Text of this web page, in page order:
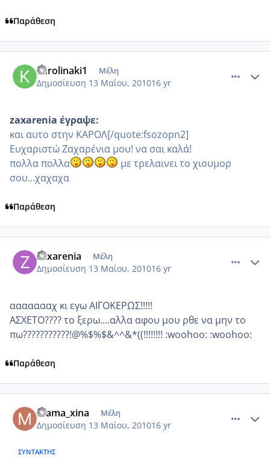
Παράθεση
karolinaki1 Μέλη
Δημοσίευση 13 Μαίου, 201016 yr
zaxarenia έγραψε:
και αυτο στην ΚΑΡΟΛ[/quote:fsozopn2]
Ευχαριστώ Ζαχαρένια μου! να σαι καλά!
πολλα πολλα
με τρελαινει το χιουμορ
σου...χαχαχα
Παράθεση
zaxarenia Μέλη
Δημοσίευση 13 Μαίου, 201016 yr
αααααααχ κι εγω ΑΙΓΟΚΕΡΩΣ!!!!!
ΑΣΧΕΤΟ???? το ξερω....αλλα αφου μου ρθε να μην το
πω???????????!@%$%$&^^&*((!!!!!!!! :woohoo: :woohoo:
Παράθεση
mama_xina Μέλη
Δημοσίευση 13 Μαίου, 201016 yr
ΣΥΝΤΆΚΤΗΣ